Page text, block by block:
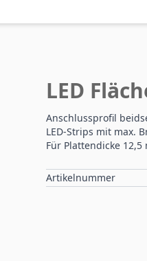
LED
Anschlussprofil
LED-Strips mit max.
Für Plattendicke 12,5
Artikelnummer